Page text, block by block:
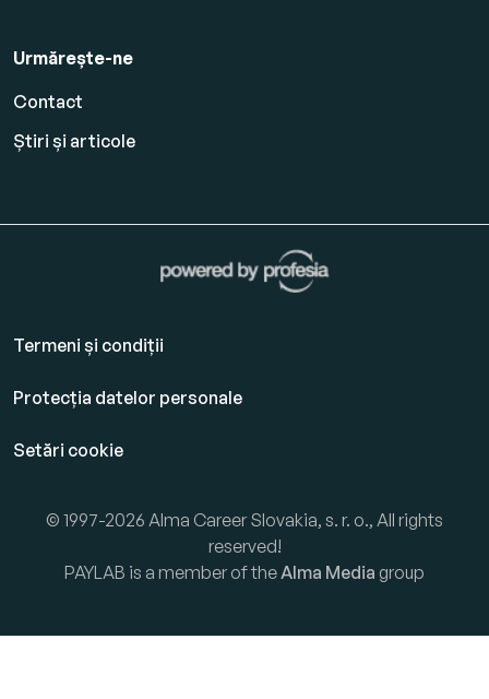
Urmărește-ne
Contact
Știri și articole
Termeni și condiții
Protecția datelor personale
Setări cookie
© 1997-2026 Alma Career Slovakia, s. r. o., All rights
reserved!
PAYLAB is a member of theAlma Media group